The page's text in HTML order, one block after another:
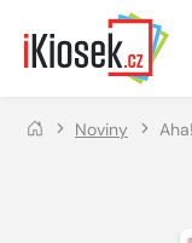
Přejít na hlavní obsah
Noviny Aha!